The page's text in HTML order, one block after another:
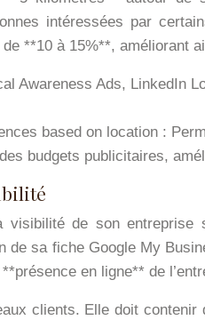
intéressées par
**10 à 15%**, améliorant
Awareness Ads, LinkedIn
based on location :
budgets publicitaires,
de son
sa fiche Google My
en ligne** de
clients. Elle doit